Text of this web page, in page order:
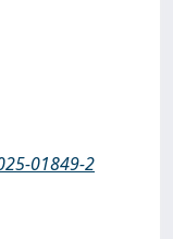
01849-2